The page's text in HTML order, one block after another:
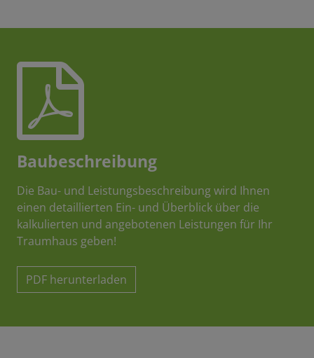
Baubeschreibung
Die Bau- und Leistungsbeschreibung wird Ihnen
einen detaillierten Ein- und Überblick über die
kalkulierten und angebotenen Leistungen für Ihr
Traumhaus geben!
PDF herunterladen